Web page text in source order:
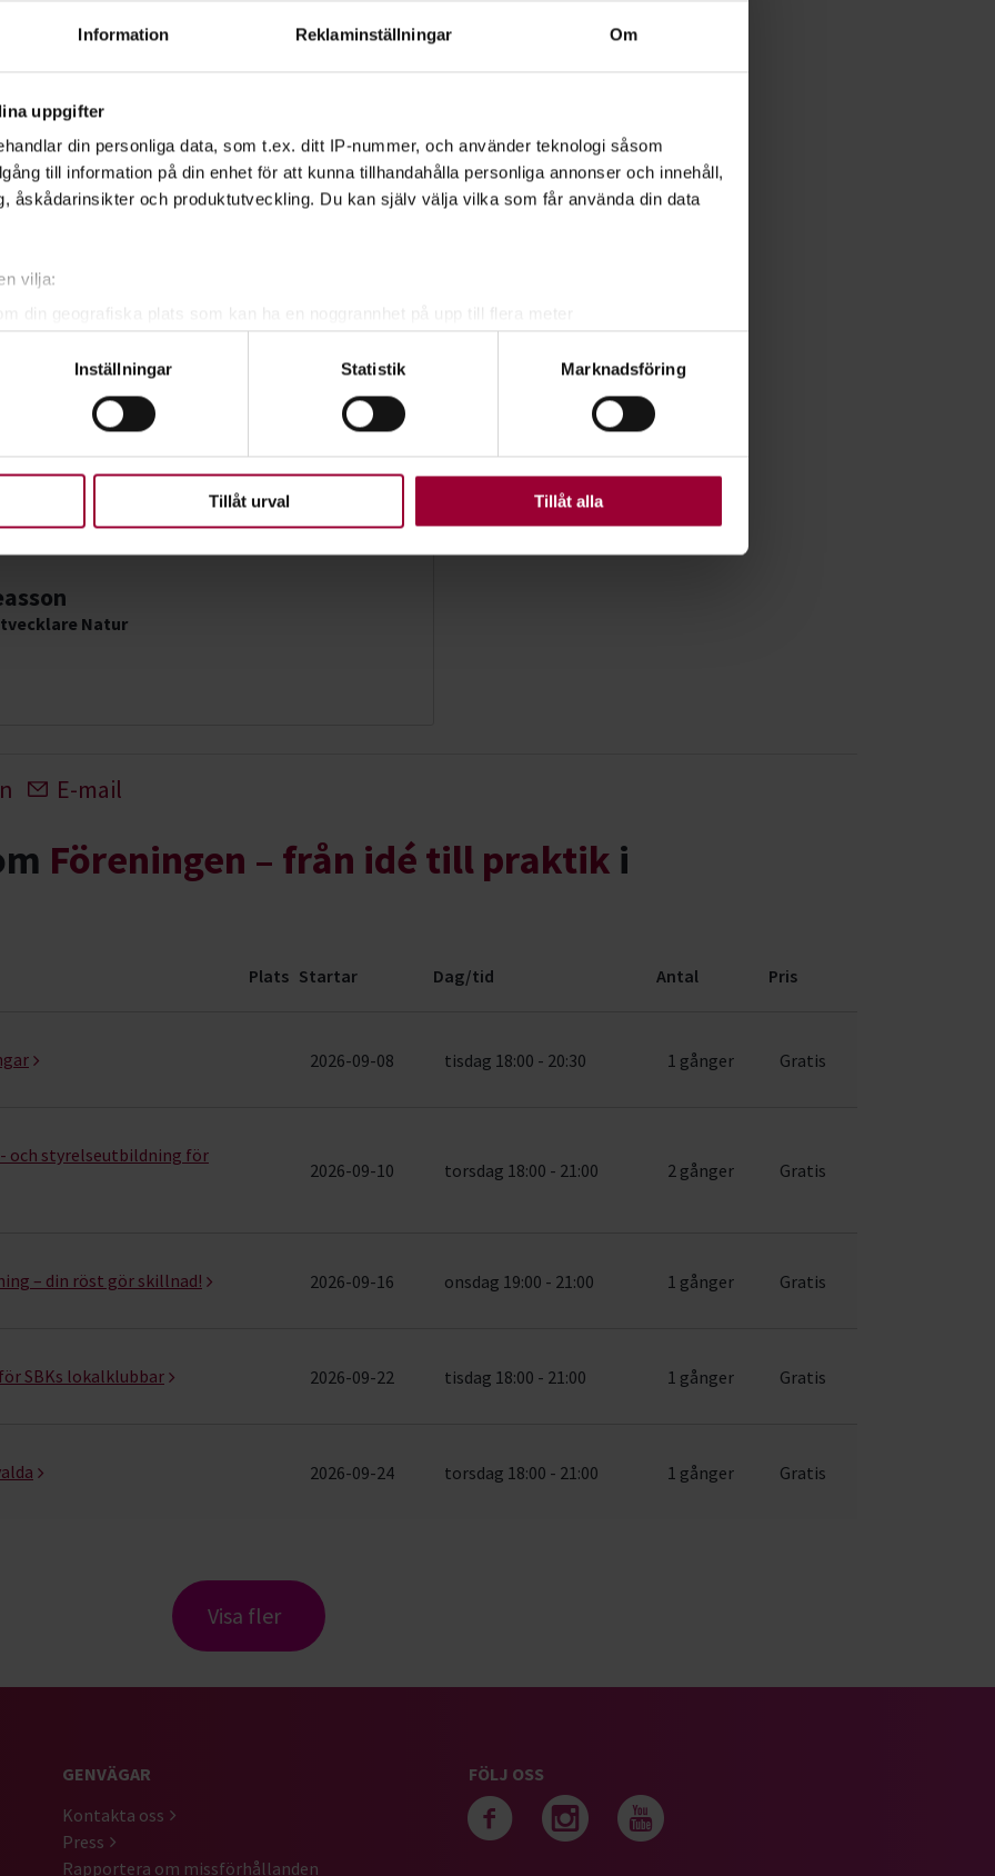
Information Reklaminställningar Om
uppgifter
din personliga data, som t.ex. ditt IP-nummer, och använder teknologi såsom
till information på din enhet för att kunna tillhandahålla personliga annonser och innehåll,
åskådarinsikter och produktutveckling. Du kan själv välja vilka som får använda din data
vilja:
uppgifter behandlas och ställ in dina preferenser i
detaljsektionen . Du kan ändra
när som helst från cookie-förklaringen.
som möjligt använder vi kakor (cookies) på vår webbplats. Vissa kakor är
Inställningar Statistik Marknadsföring
Tillåt urval Tillåt alla
dig som tillhör en förening som
medlems- och
men inte dyker upp utan att ha
på 250 kr.
Natur
E-mail
Föreningen – från idé till praktik i
Plats Startar Dag/tid Antal Pris
2026-09-08 tisdag 18:00 - 20:30 1 gånger Gratis
och styrelseutbildning för
2026-09-10 torsdag 18:00 - 21:00 2 gånger Gratis
– din röst gör skillnad! 2026-09-16 onsdag 19:00 - 21:00 1 gånger Gratis
SBKs lokalklubbar 2026-09-22 tisdag 18:00 - 21:00 1 gånger Gratis
2026-09-24 torsdag 18:00 - 21:00 1 gånger Gratis
Visa fler
GENVÄGAR
Kontakta oss
Press
Rapportera om missförhållanden
FÖLJ OSS
Följ oss på facebook
Följ oss på instagram
Följ oss på youtube